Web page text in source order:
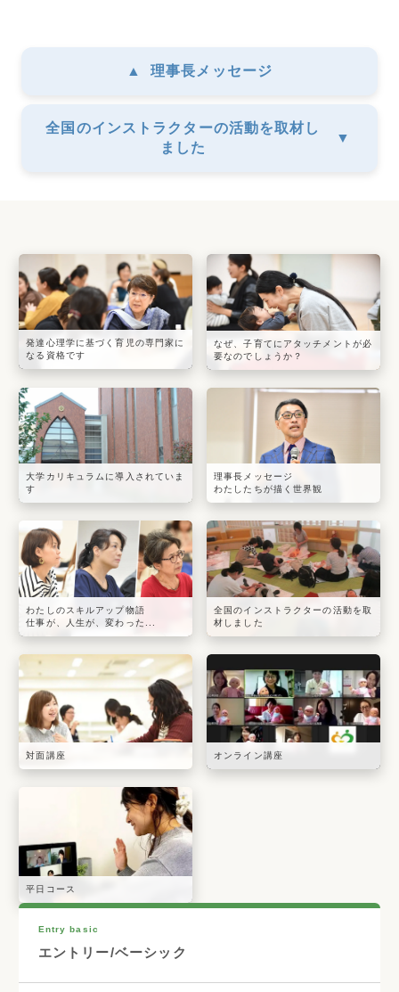
▲ 理事長メッセージ
全国のインストラクターの活動を取材し
ました
▼
発達心理学に基づく育児の専門家に
なる資格です
なぜ、子育てにアタッチメントが必
要なのでしょうか？
大学カリキュラムに導入されていま
す
理事長メッセージ
わたしたちが描く世界観
わたしのスキルアップ物語
仕事が、人生が、変わった...
全国のインストラクターの活動を取
材しました
対面講座 オンライン講座
平日コース
Entry basic
エントリー/ベーシック